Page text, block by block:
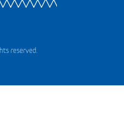
reserved.